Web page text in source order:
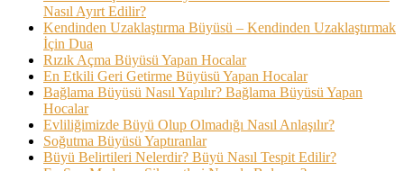
Nasıl Ayırt Edilir?
Kendinden Uzaklaştırma Büyüsü – Kendinden Uzaklaştırmak
İçin Dua
Rızık Açma Büyüsü Yapan Hocalar
En Etkili Geri Getirme Büyüsü Yapan Hocalar
Bağlama Büyüsü Nasıl Yapılır? Bağlama Büyüsü Yapan
Hocalar
Evliliğimizde Büyü Olup Olmadığı Nasıl Anlaşılır?
Soğutma Büyüsü Yaptıranlar
Büyü Belirtileri Nelerdir? Büyü Nasıl Tespit Edilir?